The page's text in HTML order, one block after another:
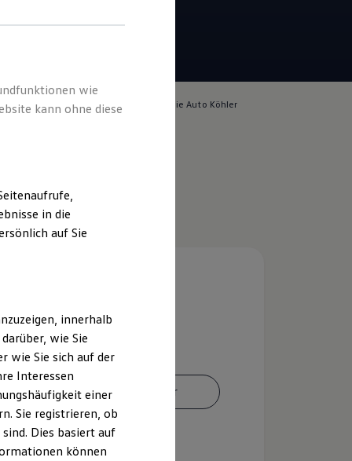
für die Inhalte auf dieser Seite ist die Auto Köhler
Ansprechpartner
wie
kann ohne diese
in die
auf Sie
innerhalb
wie Sie
wie Sie sich auf der
Interessen
einer
Sie registrieren, ob
Dies basiert auf
können